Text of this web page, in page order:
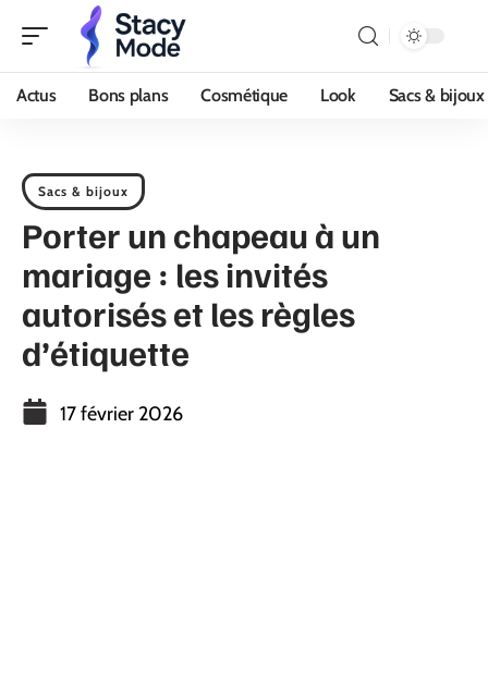
Actus Bons plans Cosmétique Look Sacs & bijoux
Sacs & bijoux
Porter un chapeau à un
mariage : les invités
autorisés et les règles
d’étiquette
17 février 2026